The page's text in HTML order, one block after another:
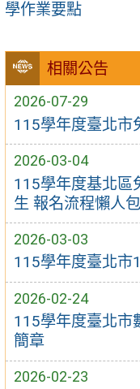
相關公告
2026-07-29
115學年度臺北市
2026-03-04
115學年度基北區
生 報名流程懶人
2026-03-03
115學年度臺北市
2026-02-24
115學年度臺北市
簡章
2026-02-23
學作業要點